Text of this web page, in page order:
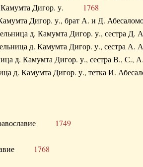
д. Камумта Дигор. у. 1768
Камумта Дигор. у., брат А. и Д.
д. Камумта Дигор. у., сестра
д. Камумта Дигор. у., сестра
д. Камумта Дигор. у., сестра В.,
д. Камумта Дигор. у., тетка И.
православие 1749
1768